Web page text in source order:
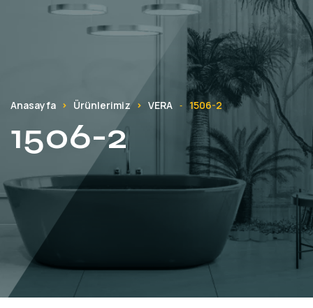
Anasayfa Ürünlerimiz VERA - 1506-2
1506-2